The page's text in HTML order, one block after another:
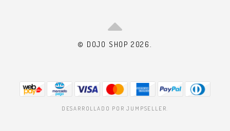
© DOJO SHOP 2026.
DESARROLLADO POR JUMPSELLER.